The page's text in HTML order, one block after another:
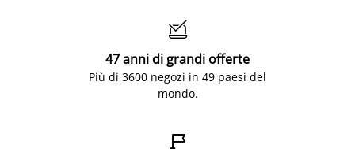

47 anni di grandi offerte
Più di 3600 negozi in 49 paesi del
mondo.
